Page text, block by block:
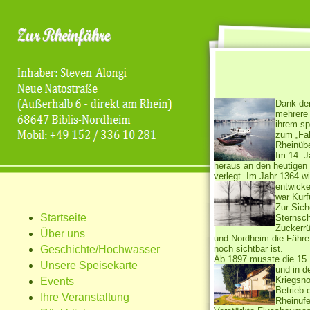
Startseite
Über uns
Geschichte/Hochwasser
Unsere Speisekarte
Events
Ihre Veranstaltung
Dank
ihrem
zum
Im 14.
heraus an den
verlegt. Im Jahr 1364
war
Zur
und Nordheim die
noch sichtbar ist.
Ab 1897 musste die
und in
Betrieb